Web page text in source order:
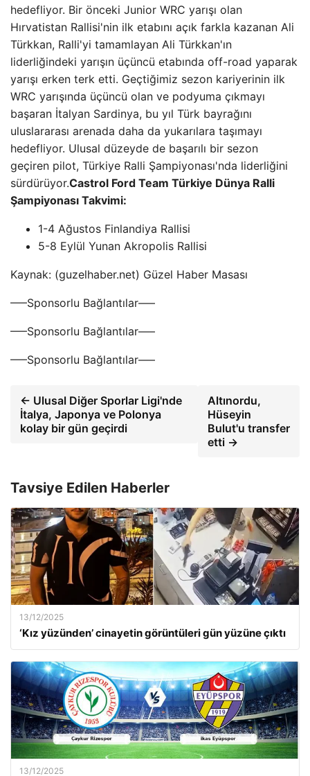
hedefliyor. Bir önceki Junior WRC yarışı olan
Hırvatistan Rallisi'nin ilk etabını açık farkla kazanan Ali
Türkkan, Ralli'yi tamamlayan Ali Türkkan'ın
liderliğindeki yarışın üçüncü etabında off-road yaparak
yarışı erken terk etti. Geçtiğimiz sezon kariyerinin ilk
WRC yarışında üçüncü olan ve podyuma çıkmayı
başaran İtalyan Sardinya, bu yıl Türk bayrağını
uluslararası arenada daha da yukarılara taşımayı
hedefliyor. Ulusal düzeyde de başarılı bir sezon
geçiren pilot, Türkiye Ralli Şampiyonası'nda liderliğini
sürdürüyor.Castrol Ford Team Türkiye Dünya Ralli
Şampiyonası Takvimi:
1-4 Ağustos Finlandiya Rallisi
5-8 Eylül Yunan Akropolis Rallisi
Kaynak: (guzelhaber.net) Güzel Haber Masası
—–Sponsorlu Bağlantılar—–
—–Sponsorlu Bağlantılar—–
—–Sponsorlu Bağlantılar—–
← Ulusal Diğer Sporlar Ligi'nde
İtalya, Japonya ve Polonya
kolay bir gün geçirdi
Altınordu,
Hüseyin
Bulut'u transfer
etti →
Tavsiye Edilen Haberler
13/12/2025
‘Kız yüzünden’ cinayetin görüntüleri gün yüzüne çıktı
13/12/2025